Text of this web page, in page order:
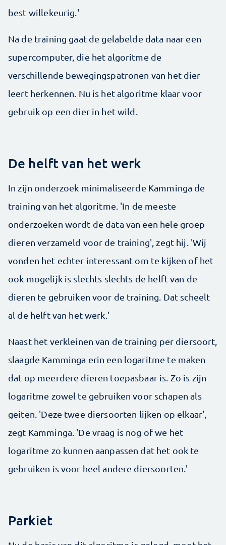
best willekeurig.'
Na de training gaat de gelabelde data naar een
supercomputer, die het algoritme de
verschillende bewegingspatronen van het dier
leert herkennen. Nu is het algoritme klaar voor
gebruik op een dier in het wild.
De helft van het werk
In zijn onderzoek minimaliseerde Kamminga de
training van het algoritme. 'In de meeste
onderzoeken wordt de data van een hele groep
dieren verzameld voor de training', zegt hij. 'Wij
vonden het echter interessant om te kijken of het
ook mogelijk is slechts slechts de helft van de
dieren te gebruiken voor de training. Dat scheelt
al de helft van het werk.'
Naast het verkleinen van de training per diersoort,
slaagde Kamminga erin een logaritme te maken
dat op meerdere dieren toepasbaar is. Zo is zijn
logaritme zowel te gebruiken voor schapen als
geiten. 'Deze twee diersoorten lijken op elkaar',
zegt Kamminga. 'De vraag is nog of we het
logaritme zo kunnen aanpassen dat het ook te
gebruiken is voor heel andere diersoorten.'
Parkiet